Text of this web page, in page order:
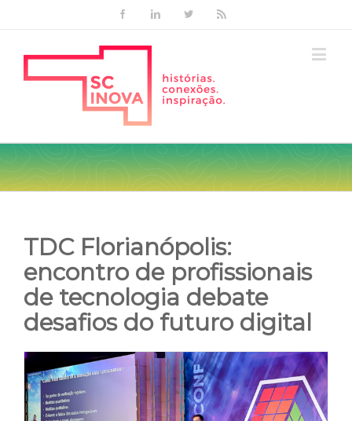
FacebookLinkedinTwitter
TDC Florianópolis:
encontro de profissionais
de tecnologia debate
desafios do futuro digital
View
Larger
Image